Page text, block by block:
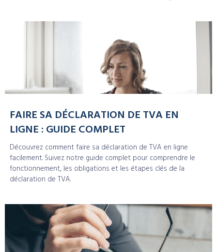
FAIRE SA DÉCLARATION DE TVA EN
LIGNE : GUIDE COMPLET
Découvrez comment faire sa déclaration de TVA en ligne
facilement. Suivez notre guide complet pour comprendre le
fonctionnement, les obligations et les étapes clés de la
déclaration de TVA.